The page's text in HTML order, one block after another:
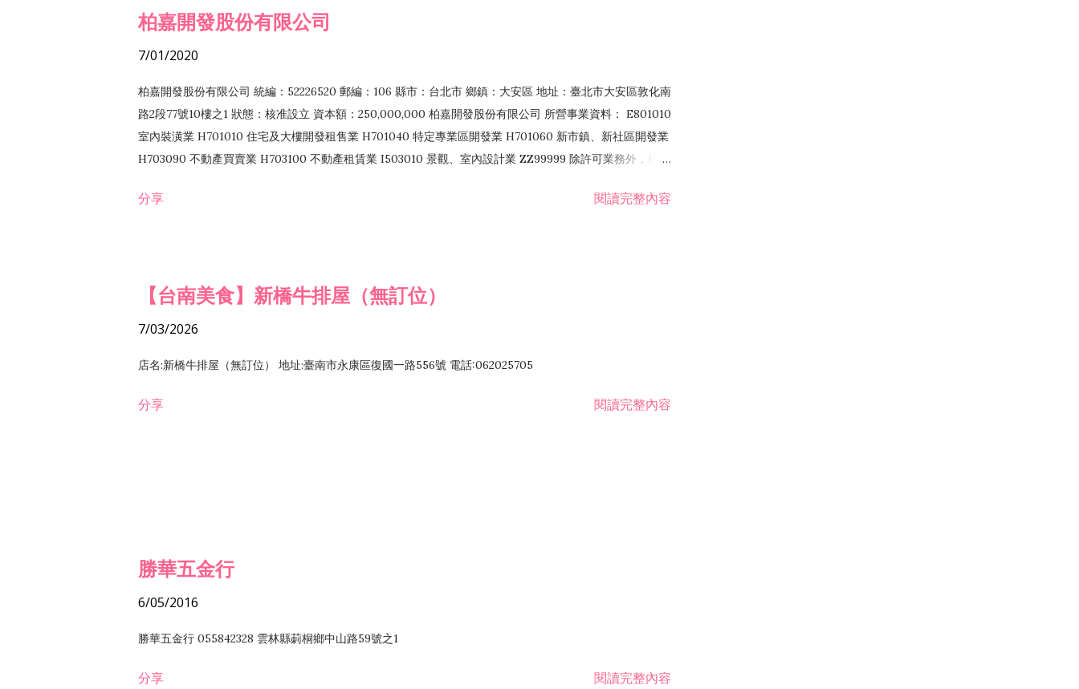
柏嘉開發股份有限公司
7/01/2020
柏嘉開發股份有限公司 統編：52226520 郵編：106 縣市：台北市 鄉鎮：大安區 地址：臺北市大安區敦化南
路2段77號10樓之1 狀態：核准設立 資本額：250,000,000 柏嘉開發股份有限公司 所營事業資料： E801010
室內裝潢業 H701010 住宅及大樓開發租售業 H701040 特定專業區開發業 H701060 新市鎮、新社區開發業
H703090 不動產買賣業 H703100 不動產租賃業 I503010 景觀、室內設計業 ZZ99999 除許可業務外，得經
分享 閱讀完整內容
【台南美食】新橋牛排屋（無訂位）
7/03/2026
店名:新橋牛排屋（無訂位） 地址:臺南市永康區復國一路556號 電話:062025705
分享 閱讀完整內容
勝華五金行
6/05/2016
勝華五金行 055842328 雲林縣莿桐鄉中山路59號之1
分享 閱讀完整內容